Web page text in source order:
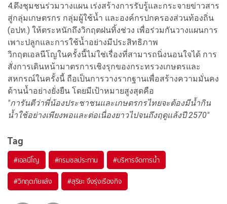
4.ดึงชุมชนร่วมวางแผน เร่งสร้างการรับรู้และกระจายข่าวสาร
สู่กลุ่มเกษตรกร กลุ่มผู้ใช้น้ำ และองค์กรปกครองส่วนท้องถิ่น
(อปท.) ให้ตระหนักถึงวิกฤตฝนทิ้งช่วง เพื่อร่วมกันวางแผนการ
เพาะปลูกและการใช้น้ำอย่างมีประสิทธิภาพ
วิกฤตเอลนีโญในครั้งนี้ไม่ใช่เรื่องที่สามารถนิ่งนอนใจได้ การ
สั่งการเดินหน้ามาตรการเชิงรุกของกระทรวงเกษตรและ
สหกรณ์ในครั้งนี้ ถือเป็นการวางรากฐานเพื่อสร้างความมั่นคง
ด้านน้ำอย่างยั่งยืน โดยมีเป้าหมายสูงสุดคือ
"การันตีว่าพี่น้องประชาชนและเกษตรกรไทยจะต้องมีน้ำกิน
น้ำใช้อย่างเพียงพอและต่อเนื่องยาวไปจนถึงฤดูแล้งปี 2570"
Tag
#เอลนีโญ #กรมชลประทาน #บริหารจัดการน้ำ
#วิกฤตภัยแล้ง #สุริยะ จึงรุ่งเรืองกิจ